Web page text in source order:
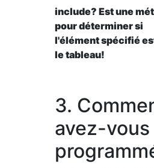
include? Est une
pour déterminer si
l'élément spécifié
le tableau!
3.
avez-vous